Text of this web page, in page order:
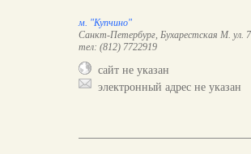
м. "Купчино"
Санкт-Петербург, Бухарестская М. ул.
тел: (812) 7722919
сайт не указан
электронный адрес не указан